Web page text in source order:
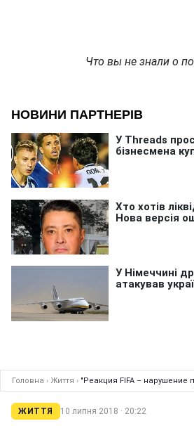
Что вы не знали о
Головна › Життя › "Реакция FIFA – нарушение
ЖИТТЯ 10 липня 2018 · 20:22